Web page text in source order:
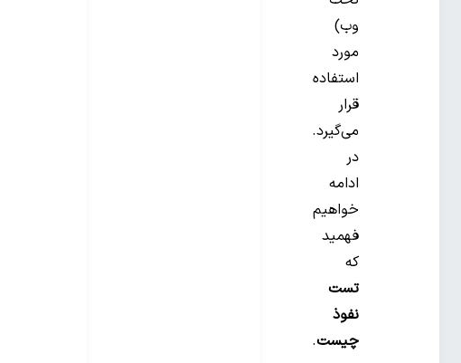
وب)
مورد
استفاده
قرار
می‌گیرد.
در
ادامه
خواهیم
فهمید
که
تست
نفوذ
چیست.